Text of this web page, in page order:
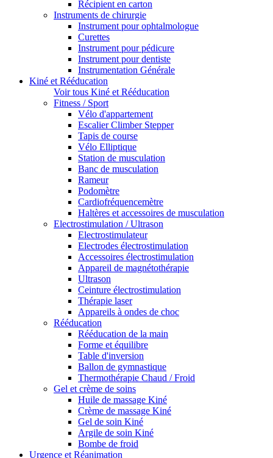
Récipient en carton
Instruments de chirurgie
Instrument pour ophtalmologue
Curettes
Instrument pour pédicure
Instrument pour dentiste
Instrumentation Générale
Kiné et Rééducation
Voir tous Kiné et Rééducation
Fitness / Sport
Vélo d'appartement
Escalier Climber Stepper
Tapis de course
Vélo Elliptique
Station de musculation
Banc de musculation
Rameur
Podomètre
Cardiofréquencemètre
Haltères et accessoires de musculation
Electrostimulation / Ultrason
Electrostimulateur
Electrodes électrostimulation
Accessoires électrostimulation
Appareil de magnétothérapie
Ultrason
Ceinture électrostimulation
Thérapie laser
Appareils à ondes de choc
Rééducation
Rééducation de la main
Forme et équilibre
Table d'inversion
Ballon de gymnastique
Thermothérapie Chaud / Froid
Gel et crème de soins
Huile de massage Kiné
Crème de massage Kiné
Gel de soin Kiné
Argile de soin Kiné
Bombe de froid
Urgence et Réanimation